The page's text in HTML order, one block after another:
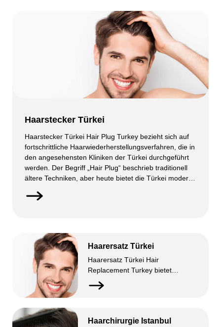
Haarstecker Türkei
Haarstecker Türkei Hair Plug Turkey bezieht sich auf
fortschrittliche Haarwiederherstellungsverfahren, die in
den angesehensten Kliniken der Türkei durchgeführt
werden. Der Begriff „Hair Plug“ beschrieb traditionell
ältere Techniken, aber heute bietet die Türkei moderne
Ergebnisse. Diese fortschrittlichen Verfahren werden
Haarersatz Türkei
Haarersatz Türkei Hair
Replacement Turkey bietet
fortschrittliche Lösungen gegen
Haarausfall unter Einsatz neuester
hochmodernen Kliniken bekannt.
Haarchirurgie Istanbul